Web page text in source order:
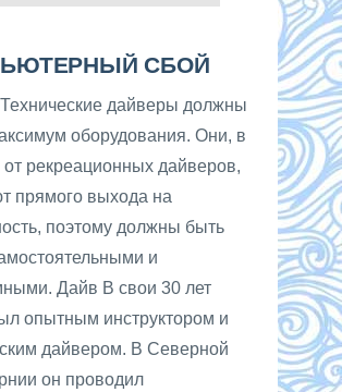
СБОЙ
дайверы должны
оборудования. Они, в
от рекреационных дайверов,
прямого выхода на
поэтому должны быть
и
Дайв В свои 30 лет
опытным инструктором и
дайвером. В Северной
он проводил